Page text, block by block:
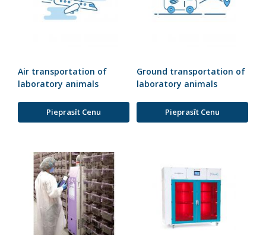
Air transportation of
laboratory animals
Pieprasīt Cenu
Ground transportation of
laboratory animals
Pieprasīt Cenu